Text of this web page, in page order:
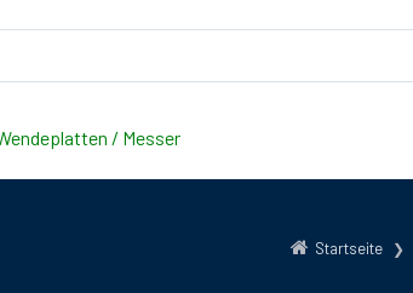
/ Messer
Startseite